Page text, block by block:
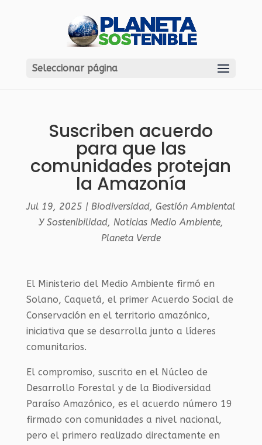
Seleccionar página
Suscriben acuerdo
para que las
comunidades protejan
la Amazonía
Jul 19, 2025 |Biodiversidad,Gestión Ambiental
Y Sostenibilidad, Noticias Medio Ambiente,
Planeta Verde
El Ministerio del Medio Ambiente firmó en
Solano, Caquetá, el primer Acuerdo Social de
Conservación en el territorio amazónico,
iniciativa que se desarrolla junto a líderes
comunitarios.
El compromiso, suscrito en el Núcleo de
Desarrollo Forestal y de la Biodiversidad
Paraíso Amazónico, es el acuerdo número 19
firmado con comunidades a nivel nacional,
pero el primero realizado directamente en